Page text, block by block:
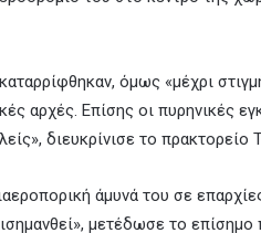
όμως «μέχρι
αρχές. Επίσης οι πυρηνικές
διευκρίνισε το πρακτορείο
άμυνά του σε
μετέδωσε το